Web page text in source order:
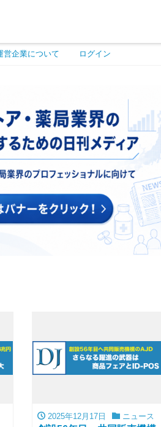
営企業について ログイン
2025年12月17日 ニュース